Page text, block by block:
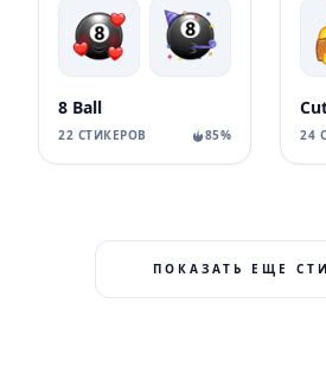
8 Ball
22 СТИКЕРОВ 85% 24
ПОКАЗАТЬ ЕЩЕ